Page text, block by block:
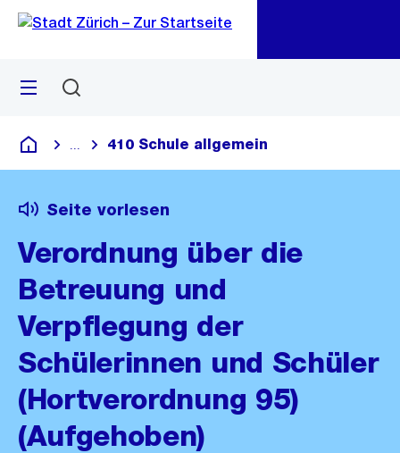
Navigation
Sprunglink
Menü
Deutsch
Blende alle Breadcrumbs ein
410 Schule allgemein
Seite vorlesen
Verordnung über die
Betreuung und
Verpflegung der
Schülerinnen und Schüler
(Hortverordnung 95)
(Aufgehoben)